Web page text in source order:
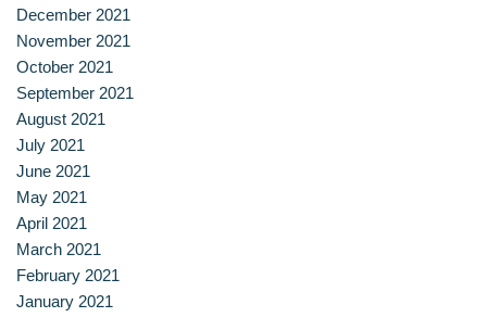
วีดีโอแนะนำ
ศิษย์เก่า
สาขาวิชาการกำหนดและการประกอบอาหาร
สาขาวิชาคหกรรมศาสตร์
สาขาวิชาอุตสาหกรรมการประกอบอาหาร
สาขาวิชาเทคโนโลยีการประกอบอาหารและการบริการ
December 2021
November 2021
October 2021
September 2021
August 2021
July 2021
June 2021
May 2021
April 2021
March 2021
February 2021
January 2021